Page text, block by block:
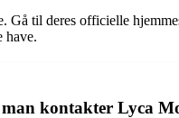
til deres officielle
have.
kontakter Lyca